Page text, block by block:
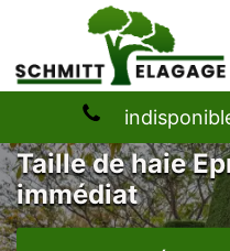
Taille de haie
immédiat